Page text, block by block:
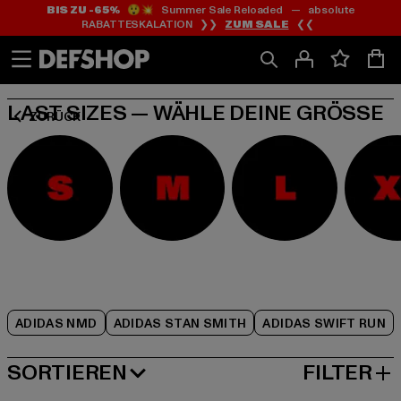
Zum
Inhalt
springen
Zum
Fußzeile
springen
BIS ZU -65%😲💥 Summer Sale Reloaded — absolute
RABATTESKALATION ❯❯ ZUM SALE ❮❮
ZURÜCK
LAST SIZES — WÄHLE DEINE GRÖSSE
ADIDAS NMD ADIDAS STAN SMITH ADIDAS SWIFT RUN
Zum
Produktraster
springen
SORTIEREN
BELIEBTESTE FILTER